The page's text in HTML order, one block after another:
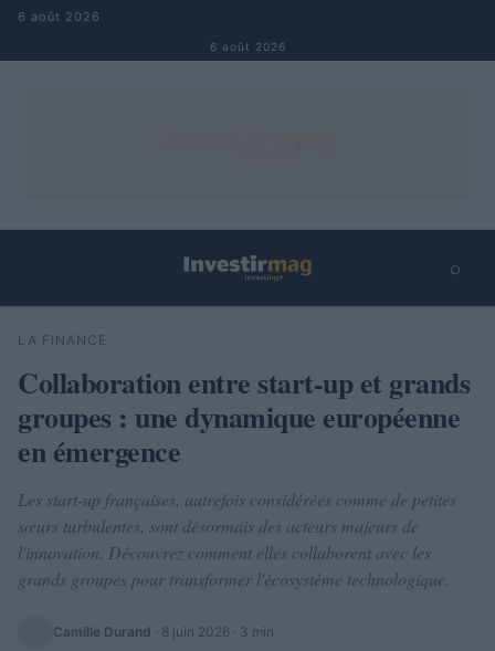
Aller au contenu
6 août 2026
6 août 2026
⌕
Rechercher
LA FINANCE
Collaboration entre start-up et grands
groupes : une dynamique européenne
en émergence
Les start-up françaises, autrefois considérées comme de petites
sœurs turbulentes, sont désormais des acteurs majeurs de
l'innovation. Découvrez comment elles collaborent avec les
grands groupes pour transformer l'écosystème technologique.
Camille Durand · 8 juin 2026 · 3 min